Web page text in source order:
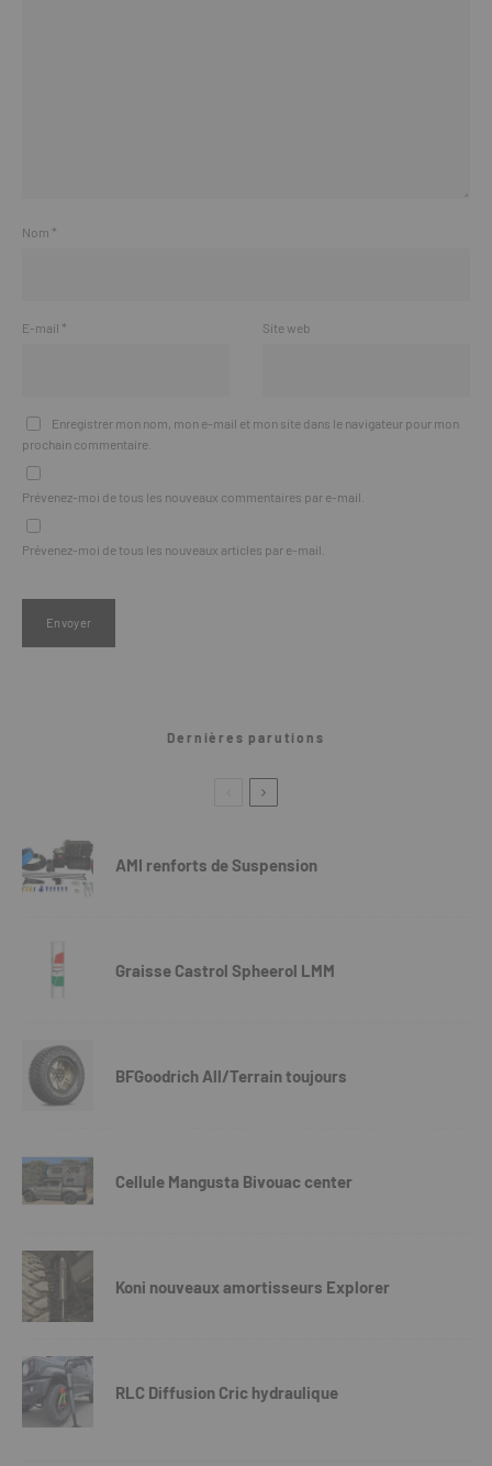
Nom *
E-mail * Site web
Enregistrer mon nom, mon e-mail et mon site dans le navigateur pour mon
prochain commentaire.
Prévenez-moi de tous les nouveaux commentaires par e-mail.
Prévenez-moi de tous les nouveaux articles par e-mail.
Dernières parutions
AMI renforts de Suspension
Graisse Castrol Spheerol LMM
BFGoodrich All/Terrain toujours
Cellule Mangusta Bivouac center
Koni nouveaux amortisseurs Explorer
RLC Diffusion Cric hydraulique